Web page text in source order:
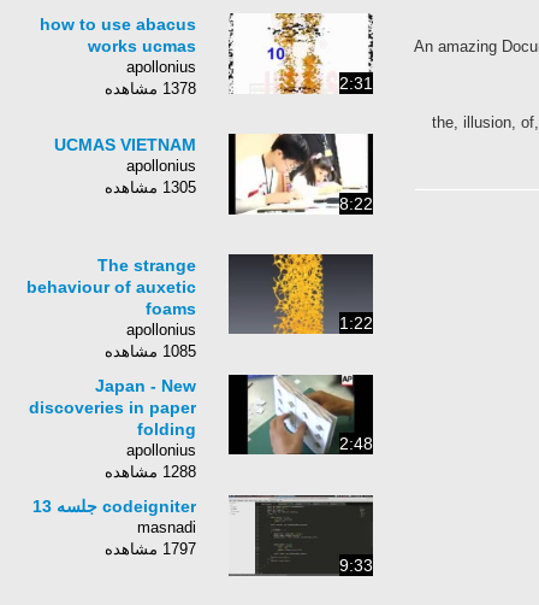
An amazing
the,
2:31
how to use abacus
works ucmas
apollonius
1378 مشاهده
8:22
UCMAS VIETNAM
apollonius
1305 مشاهده
1:22
The strange
behaviour of auxetic
foams
apollonius
1085 مشاهده
2:48
Japan - New
discoveries in paper
folding
apollonius
1288 مشاهده
9:33
codeigniter جلسه 13
masnadi
1797 مشاهده